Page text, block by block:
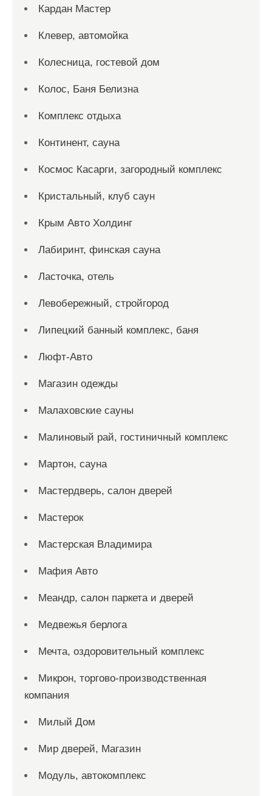
Кардан Мастер
Клевер, автомойка
Колесница, гостевой дом
Колос, Баня Белизна
Комплекс отдыха
Континент, сауна
Космос Касарги, загородный комплекс
Кристальный, клуб саун
Крым Авто Холдинг
Лабиринт, финская сауна
Ласточка, отель
Левобережный, стройгород
Липецкий банный комплекс, баня
Люфт-Авто
Магазин одежды
Малаховские сауны
Малиновый рай, гостиничный комплекс
Мартон, сауна
Мастердверь, салон дверей
Мастерок
Мастерская Владимира
Мафия Авто
Меандр, салон паркета и дверей
Медвежья берлога
Мечта, оздоровительный комплекс
Микрон, торгово-производственная
компания
Милый Дом
Мир дверей, Магазин
Модуль, автокомплекс